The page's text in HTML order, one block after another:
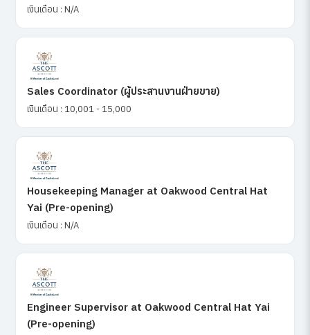
เงินเดือน : N/A
Sales Coordinator (ผู้ประสานงานฝ่ายขาย)
เงินเดือน : 10,001 - 15,000
Housekeeping Manager at Oakwood Central Hat
Yai (Pre-opening)
เงินเดือน : N/A
Engineer Supervisor at Oakwood Central Hat Yai
(Pre-opening)